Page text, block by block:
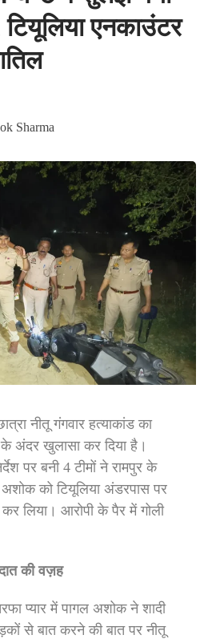
टियूलिया एनकाउंटर
Sharma
नीतू गंगवार हत्याकांड का
अंदर खुलासा कर दिया है।
पर बनी 4 टीमों ने रामपुर के
अशोक को टियूलिया अंडरपास पर
लिया। आरोपी के पैर में गोली
की वज़ह
प्यार में पागल अशोक ने शादी
से बात करने की बात पर नीतू